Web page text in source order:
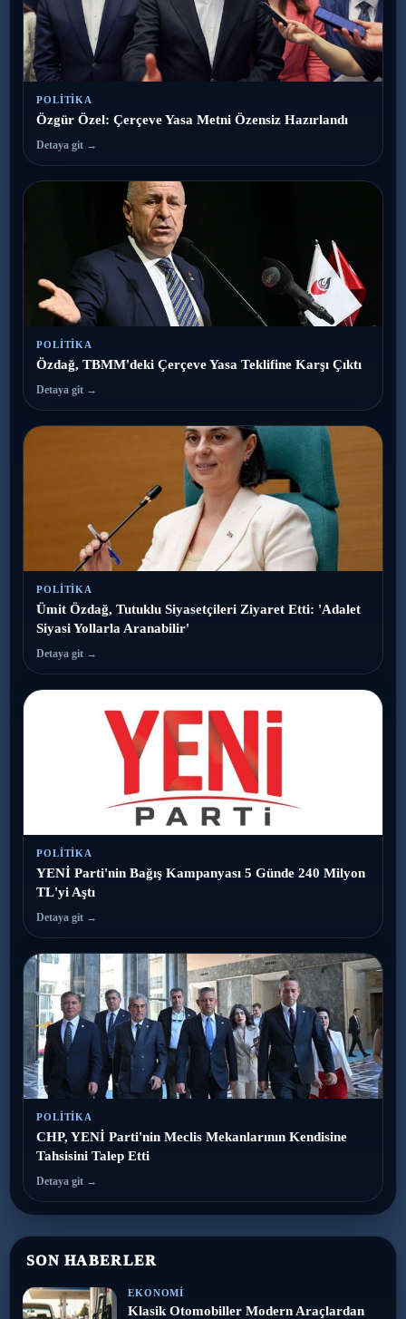
POLITIKA
Özgür Özel: Çerçeve Yasa Metni Özensiz Hazırlandı
Detaya git →
POLITIKA
Özdağ, TBMM'deki Çerçeve Yasa Teklifine Karşı Çıktı
Detaya git →
POLITIKA
Ümit Özdağ, Tutuklu Siyasetçileri Ziyaret Etti: 'Adalet
Siyasi Yollarla Aranabilir'
Detaya git →
POLITIKA
YENİ Parti'nin Bağış Kampanyası 5 Günde 240 Milyon
TL'yi Aştı
Detaya git →
POLITIKA
CHP, YENİ Parti'nin Meclis Mekanlarının Kendisine
Tahsisini Talep Etti
Detaya git →
SON HABERLER
EKONOMI
Klasik Otomobiller Modern Araçlardan